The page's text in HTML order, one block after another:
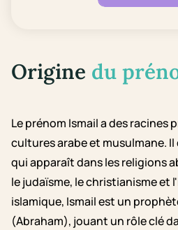
Origine du
Le prénom Ismail a des racines
cultures arabe et musulmane. Il
qui apparaît dans les religions
le judaïsme, le christianisme et
islamique, Ismail est un
(Abraham), jouant un rôle clé